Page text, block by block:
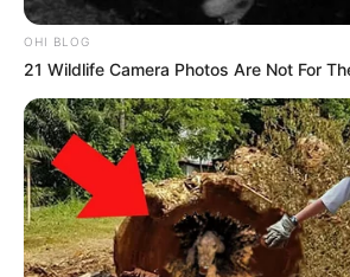
OHI BLOG
21 Wildlife Camera Photos Are Not For